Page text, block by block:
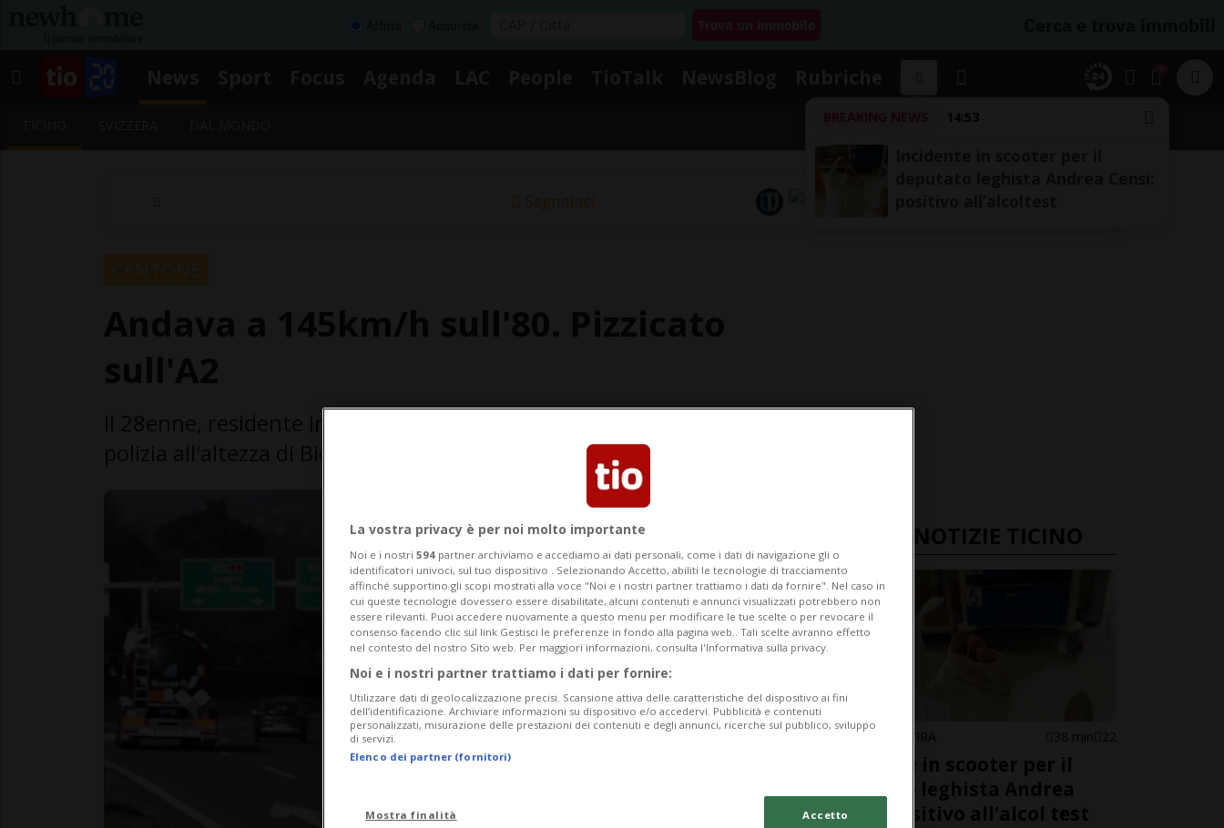
14:53
Segnalaci
ULTIME NOTIZIE TICINO
MEZZOVICO-VIRA 38 min 22
Incidente in scooter per il
deputato leghista Andrea
Censi: positivo all’alcol test
La vostra privacy è per noi molto importante
Noi e i nostri 594 partner archiviamo e accediamo ai dati personali, come i dati di navigazione gli o
identificatori univoci, sul tuo dispositivo . Selezionando Accetto, abiliti le tecnologie di tracciamento
affinché supportino gli scopi mostrati alla voce "Noi e i nostri partner trattiamo i dati da fornire". Nel caso in
cui queste tecnologie dovessero essere disabilitate, alcuni contenuti e annunci visualizzati potrebbero non
essere rilevanti. Puoi accedere nuovamente a questo menu per modificare le tue scelte o per revocare il
consenso facendo clic sul link Gestisci le preferenze in fondo alla pagina web.. Tali scelte avranno effetto
nel contesto del nostro Sito web. Per maggiori informazioni, consulta l'Informativa sulla privacy.
Noi e i nostri partner trattiamo i dati per fornire:
Utilizzare dati di geolocalizzazione precisi. Scansione attiva delle caratteristiche del dispositivo ai fini
dell’identificazione. Archiviare informazioni su dispositivo e/o accedervi. Pubblicità e contenuti
personalizzati, misurazione delle prestazioni dei contenuti e degli annunci, ricerche sul pubblico, sviluppo
di servizi.
Elenco dei partner (fornitori)
Mostra finalità Accetto